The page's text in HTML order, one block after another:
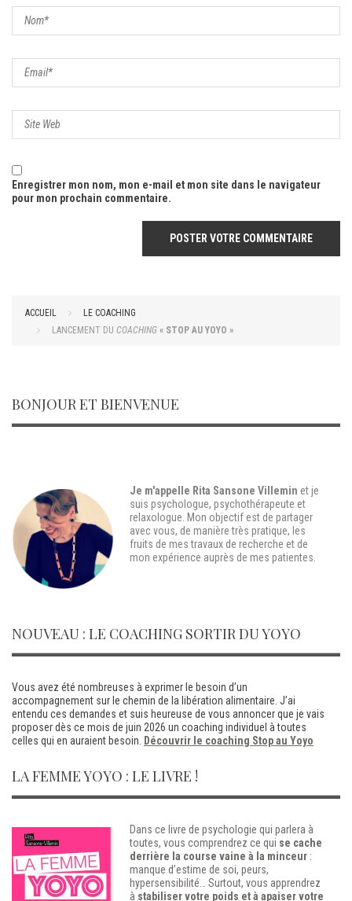
Enregistrer mon nom, mon e-mail et mon site dans le navigateur
pour mon prochain commentaire.
ACCUEIL
LE COACHING
LANCEMENT DU COACHING « STOP AU YOYO »
BONJOUR ET BIENVENUE
Je m'appelle Rita Sansone Villemin et je
suis psychologue, psychothérapeute et
relaxologue . Mon objectif est de partager
avec vous, de manière très pratique, les
fruits de mes travaux de recherche et de
mon expérience auprès de mes patientes.
NOUVEAU : LE COACHING SORTIR DU YOYO
Vous avez été nombreuses à exprimer le besoin d’un
accompagnement sur le chemin de la libération alimentaire. J’ai
entendu ces demandes et suis heureuse de vous annoncer que je vais
proposer dès ce mois de juin 2026 un coaching individuel à toutes
celles qui en auraient besoin. Découvrir le coaching Stop au Yoyo
LA FEMME YOYO : LE LIVRE !
Dans ce livre de psychologie qui parlera à
toutes, vous comprendrez ce qui se cache
derrière la course vaine à la minceur :
manque d’estime de soi, peurs,
hypersensibilité… Surtout, vous apprendrez
à stabiliser votre poids et à apaiser votre